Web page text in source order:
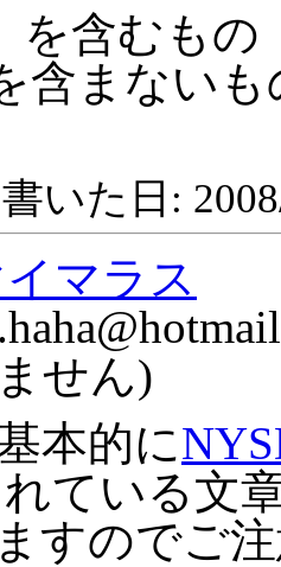
を含むもの
含まない
書いた日:
マラス
せん)
本的に
ている文
すのでご